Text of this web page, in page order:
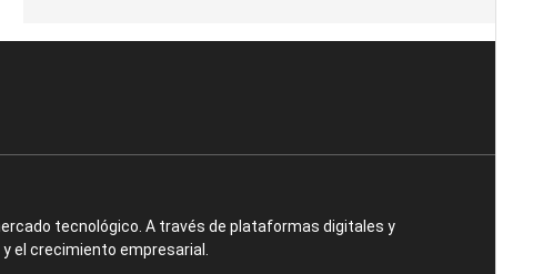
tecnológico. A través de plataformas digitales y
el crecimiento empresarial.